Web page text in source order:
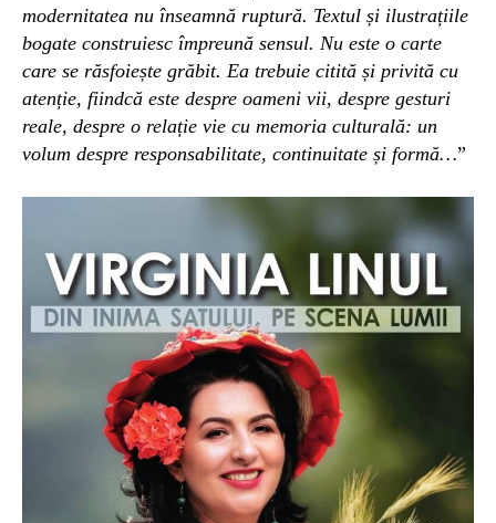
modernitatea nu înseamnă ruptură. Textul și ilustrațiile
bogate construiesc împreună sensul. Nu este o carte
care se răsfoiește grăbit. Ea trebuie citită și privită cu
atenție, fiindcă este despre oameni vii, despre gesturi
reale, despre o relație vie cu memoria culturală: un
volum despre responsabilitate, continuitate și formă…”